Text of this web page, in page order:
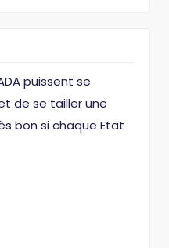
puissent se
de se tailler une
bon si chaque Etat